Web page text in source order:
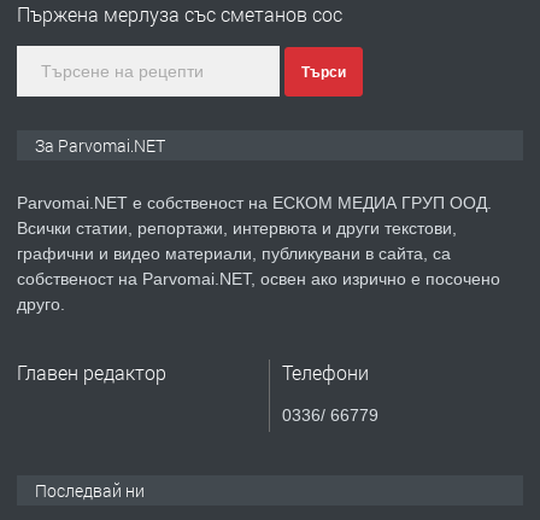
преди 1 година
ПРЕДЛАГА
Продавам апартамент - гр.
Пържена мерлуза със сметанов сос
Търси
За Parvomai.NET
Parvomai.NET е собственост на ЕСКОМ МЕДИА ГРУП ООД.
Всички статии, репортажи, интервюта и други текстови,
графични и видео материали, публикувани в сайта, са
собственост на Parvomai.NET, освен ако изрично е посочено
друго.
Главен редактор Телефони
0336/ 66779
Последвай ни